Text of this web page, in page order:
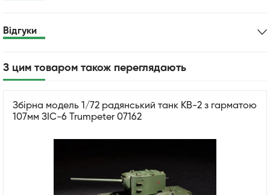
Відгуки
З цим товаром також переглядають
Збірна модель 1/72 радянський танк КВ-2 з гарматою
107мм ЗІС-6 Trumpeter 07162